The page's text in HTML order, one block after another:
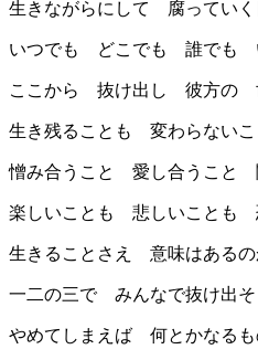
生きながらにして 腐っていく
いつでも どこでも 誰でも
ここから 抜け出し 彼方の
生き残ることも 変わらない
憎み合うこと 愛し合うこと
楽しいことも 悲しいことも
生きることさえ 意味はある
一二の三で みんなで抜け出そ
やめてしまえば 何とかなる